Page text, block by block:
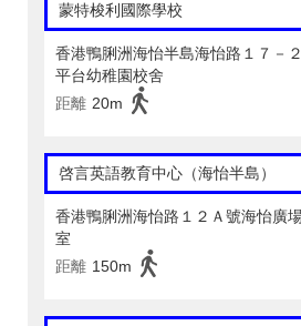
蒙特梭利國際學校
香港鴨脷洲海怡半島海怡路１７－
平台幼稚園校舍
距離 20m
啓言英語教育中心（海怡半島）
香港鴨脷洲海怡路１２Ａ號海怡廣
室
距離 150m